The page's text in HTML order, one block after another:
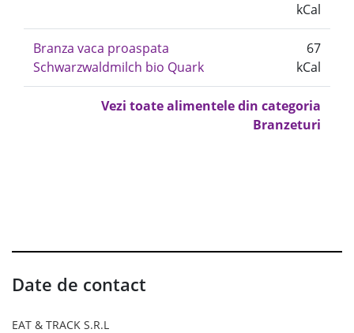
kCal
Branza vaca proaspata
Schwarzwaldmilch bio Quark
67
kCal
Vezi toate alimentele din categoria
Branzeturi
Date de contact
EAT & TRACK S.R.L